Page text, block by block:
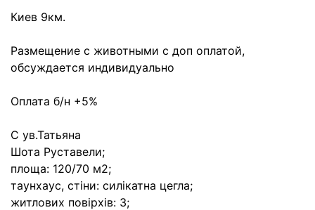
Киев 9км.
Размещение с животными с доп оплатой,
обсуждается индивидуально
Оплата б/н +5%
С ув.Татьяна
Шота Руставели;
площа: 120/70 м2;
таунхаус, стіни: силікатна цегла;
житлових повірхів: 3;